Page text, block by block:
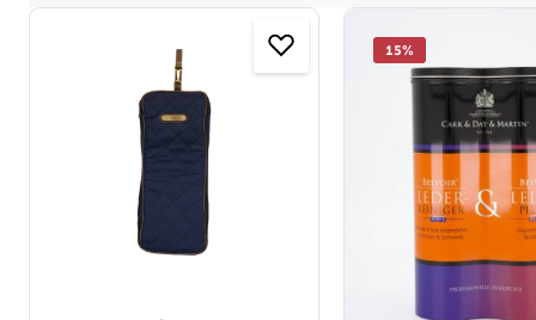
Produktgalerie überspringen
15%